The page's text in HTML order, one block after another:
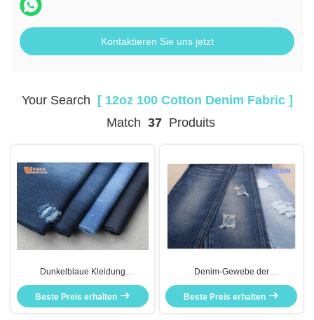
Kontaktieren Sie uns jetzt
Your Search [ 12oz 100 Cotton Denim Fabric ]
Match 37Produits
Dunkelblaue Kleidung
beschichtete dehnbares Denim-
Gewebe der Baumwolle12oz 100
durch das Yard
Beste Preis erhalten
Denim-Gewebe der
Baumwolle12oz 100
Beste Preis erhalten